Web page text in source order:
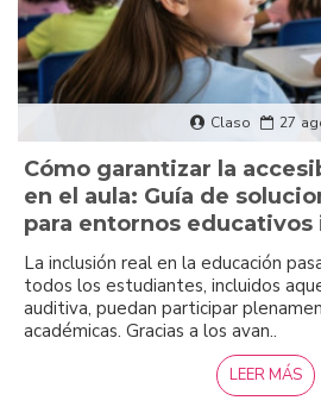
Claso 27
Cómo garantizar la
en el aula: Guía de
para entornos educativos
La inclusión real en la educación
todos los estudiantes, incluidos
auditiva, puedan participar
académicas. Gracias a los avan..
LEER MÁS